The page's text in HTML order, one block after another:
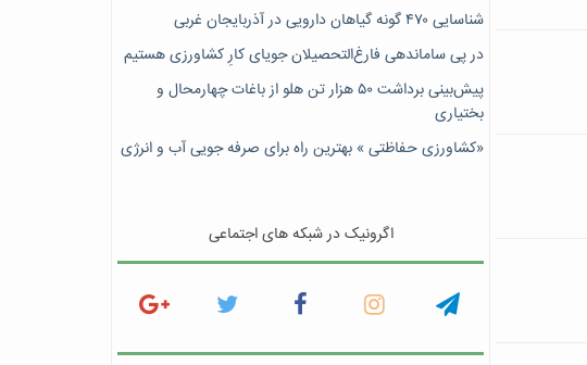
شناسایی ۴۷٠ گونه گیاهان دارویی در آذربایجان غربی
در پی ساماندهی فارغ‌التحصیلان جویای کارِ کشاورزی هستیم
پیش‎‌بینی برداشت ۵۰ هزار تن هلو از باغات چهارمحال و
بختیاری
«کشاورزی حفاظتی » بهترین راه برای صرفه جویی آب و انرژی
اگرونیک در شبکه های اجتماعی